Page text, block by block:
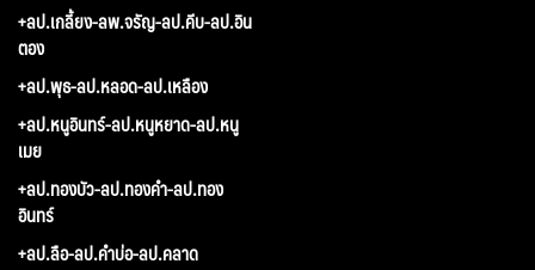
+ลป.เกลี้ยง-ลพ.จรัญ-ลป.คีบ-ลป.อิน
ตอง
+ลป.พุธ-ลป.หลอด-ลป.เหลือง
+ลป.หนูอินทร์-ลป.หนูหยาด-ลป.หนู
เมย
+ลป.ทองบัว-ลป.ทองคำ-ลป.ทอง
อินทร์
+ลป.ลือ-ลป.คำบ่อ-ลป.คลาด